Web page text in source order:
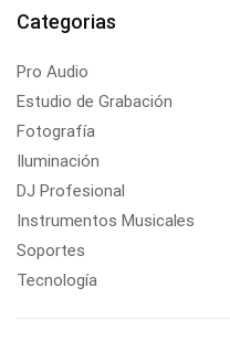
Categorias
Pro Audio
Estudio de Grabación
Fotografía
Iluminación
DJ Profesional
Instrumentos Musicales
Soportes
Tecnología